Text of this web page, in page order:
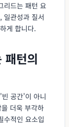
리드는 패턴 요
일관성과 질서
게 합니다.
패턴의
공간'이 아니
더욱 부각하
수적인 요소입